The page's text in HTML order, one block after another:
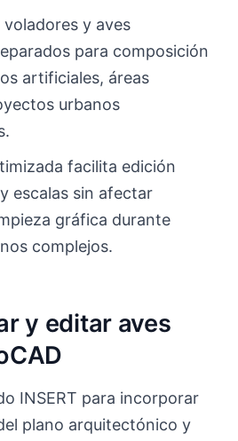
y aves
para composición
artificiales, áreas
urbanos
facilita edición
escalas sin afectar
gráfica durante
complejos.
y editar aves
INSERT para incorporar
plano arquitectónico y